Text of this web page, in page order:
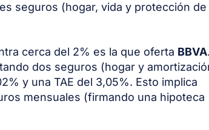
seguros (hogar, vida y protección de
cerca del 2% es la que oferta BBVA.
dos seguros (hogar y
y una TAE del 3,05%. Esto implica
mensuales (firmando una hipoteca